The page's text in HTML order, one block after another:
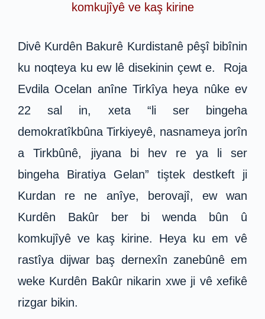
komkujîyê ve kaş kirine
Divê Kurdên Bakurê Kurdistanê pêşî bibînin
ku noqteya ku ew lê disekinin çewt e. Roja
Evdila Ocelan anîne Tirkîya heya nûke ev
22 sal in, xeta “li ser bingeha
demokratîkbûna Tirkiyeyê, nasnameya jorîn
a Tirkbûnê, jiyana bi hev re ya li ser
bingeha Biratiya Gelan” tiştek destkeft ji
Kurdan re ne anîye, berovajî, ew wan
Kurdên Bakûr ber bi wenda bûn û
komkujîyê ve kaş kirine. Heya ku em vê
rastîya dijwar baş dernexîn zanebûnê em
weke Kurdên Bakûr nikarin xwe ji vê xefikê
rizgar bikin.